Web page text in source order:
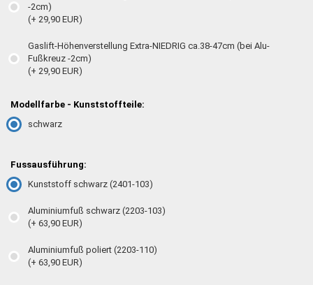
-2cm)
(+ 29,90 EUR)
Gaslift-Höhenverstellung Extra-NIEDRIG ca.38-47cm (bei Alu-
Fußkreuz -2cm)
(+ 29,90 EUR)
Modellfarbe - Kunststoffteile:
schwarz
Fussausführung:
Kunststoff schwarz (2401-103)
Aluminiumfuß schwarz (2203-103)
(+ 63,90 EUR)
Aluminiumfuß poliert (2203-110)
(+ 63,90 EUR)